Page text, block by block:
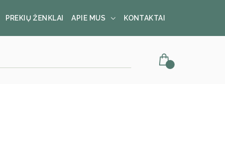
PREKIŲ ŽENKLAI APIE MUS KONTAKTAI